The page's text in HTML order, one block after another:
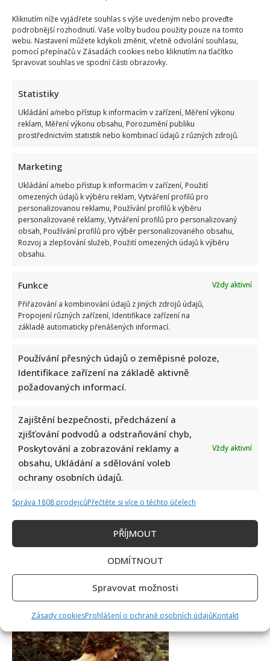
Kliknutím níže vyjádřete souhlas s výše uvedeným nebo proveďte
podrobnější rozhodnutí. Vaše volby budou použity pouze na tomto
webu. Nastavení můžete kdykoli změnit, včetně odvolání souhlasu,
pomocí přepínačů v Zásadách cookies nebo kliknutím na tlačítko
Spravovat souhlas ve spodní části obrazovky.
Statistiky
Ukládání a/nebo přístup k informacím v zařízení, Měření výkonu
reklam, Měření výkonu obsahu, Porozumění publiku
prostřednictvím statistik nebo kombinací údajů z různých zdrojů.
Marketing
Ukládání a/nebo přístup k informacím v zařízení, Použití
omezených údajů k výběru reklam, Vytváření profilů pro
personalizovanou reklamu, Používání profilů k výběru
personalizované reklamy, Vytváření profilů pro personalizovaný
obsah, Používání profilů pro výběr personalizovaného obsahu,
Rozvoj a zlepšování služeb, Použití omezených údajů k výběru
obsahu.
Funkce
Vždy aktivní
Přiřazování a kombinování údajů z jiných zdrojů údajů,
Propojení různých zařízení, Identifikace zařízení na
základě automaticky přenášených informací.
Používání přesných údajů o zeměpisné poloze,
Identifikace zařízení na základě aktivně
požadovaných informací.
Zajištění bezpečnosti, předcházení a
zjišťování podvodů a odstraňování chyb,
Poskytování a zobrazování reklamy a
obsahu, Ukládání a sdělování voleb
ochrany osobních údajů.
Vždy aktivní
Správa 1808 prodejcůPřečtěte si více o těchto účelech
PŘÍJMOUT
ODMÍTNOUT
Spravovat možnosti
Zásady cookiesProhlášení o ochraně osobních údajůKontakt
Dagmar Pecková pod palbou kritiky: Mračková Vildumetzová
jí vytkla natáčení se při řízení a ptá se, zda je to v pořádku
cítila zlepšení, poté přišla nejtvrdší rána
Petr Kotvald a Stanislav Hložek otevřeně o svých
důchodech: Oba si stále musí přivydělávat
Linda Finková podpořila Jana Cinu po kritice od člena SPD:
Upozornila na téma, které rozděluje společnost